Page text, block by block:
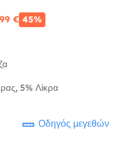
€ 45%
5% Λίκρα
Οδηγός μεγεθών